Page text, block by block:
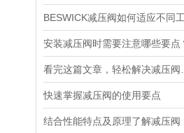
安装减压阀时需要注意哪些要点
快速掌握减压阀的使用要点
结合性能特点及原理了解减压阀